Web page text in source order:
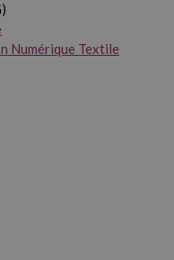
Numérique Textile